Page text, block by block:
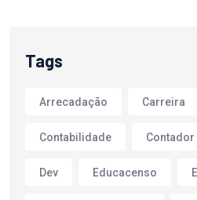
Tags
Arrecadação Carreira
Contabilidade Contador
Dev Educacenso